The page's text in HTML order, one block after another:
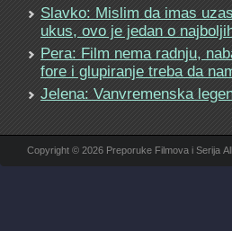
Slavko: Mislim da imas
ukus, ovo je jedan o
Pera: Film nema radnju,
fore i glupiranje treba da
Jelena: Vanvremenska
Copyright © 2026 Preporuke Filmova i Serija